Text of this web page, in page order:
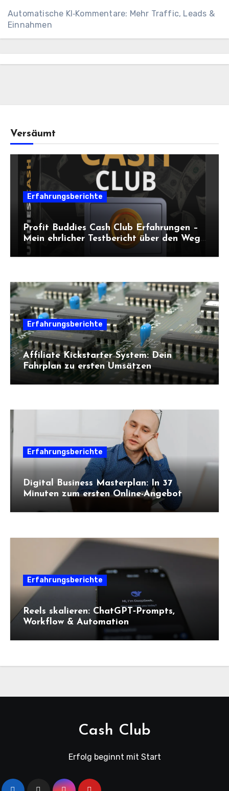
Automatische KI‑Kommentare: Mehr Traffic, Leads &
Einnahmen
Versäumt
Erfahrungsberichte
Profit Buddies Cash Club Erfahrungen –
Mein ehrlicher Testbericht über den Weg
zum Online-Einkommen
Erfahrungsberichte
Affiliate Kickstarter System: Dein
Fahrplan zu ersten Umsätzen
Erfahrungsberichte
Digital Business Masterplan: In 37
Minuten zum ersten Online-Angebot
Erfahrungsberichte
Reels skalieren: ChatGPT‑Prompts,
Workflow & Automation
Cash Club
Erfolg beginnt mit Start